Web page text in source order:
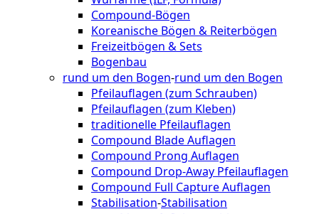
Compound-Bögen
Koreanische Bögen & Reiterbögen
Freizeitbögen & Sets
Bogenbau
rund um den Bogen-rund um den Bogen
Pfeilauflagen (zum Schrauben)
Pfeilauflagen (zum Kleben)
traditionelle Pfeilauflagen
Compound Blade Auflagen
Compound Prong Auflagen
Compound Drop-Away Pfeilauflagen
Compound Full Capture Auflagen
Stabilisation-Stabilisation